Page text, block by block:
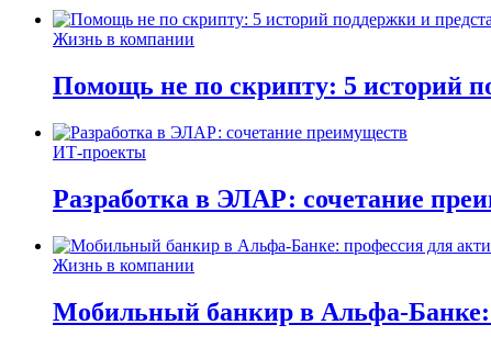
Жизнь в компании
Помощь не по скрипту: 5 историй
ИТ-проекты
Разработка в ЭЛАР: сочетание
Жизнь в компании
Мобильный банкир в Альфа-